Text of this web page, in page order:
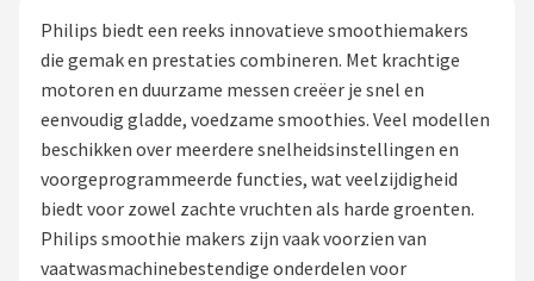
Keukenmachines
Staafmixers
Juicers
Shop
Philips biedt een reeks innovatieve smoothiemakers
die gemak en prestaties combineren. Met krachtige
motoren en duurzame messen creëer je snel en
eenvoudig gladde, voedzame smoothies. Veel modellen
beschikken over meerdere snelheidsinstellingen en
voorgeprogrammeerde functies, wat veelzijdigheid
biedt voor zowel zachte vruchten als harde groenten.
Philips smoothie makers zijn vaak voorzien van
vaatwasmachinebestendige onderdelen voor